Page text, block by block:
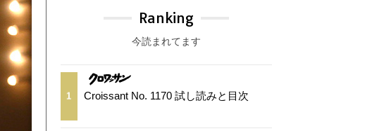
Ranking
今読まれてます
1 Croissant No. 1170 試し読みと目次